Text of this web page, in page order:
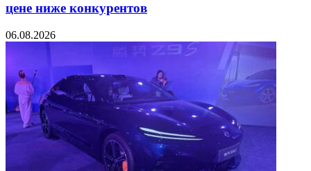
цене ниже конкурентов
06.08.2026